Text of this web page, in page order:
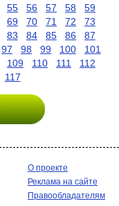
55 56 57 58
59
69 70 71 72
73
83 84 85 86
87
97 98 99 100
101
109 110 111
112
117
О проекте
Реклама на сайте
Правообладателям